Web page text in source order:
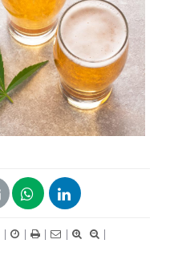
| | | |
|